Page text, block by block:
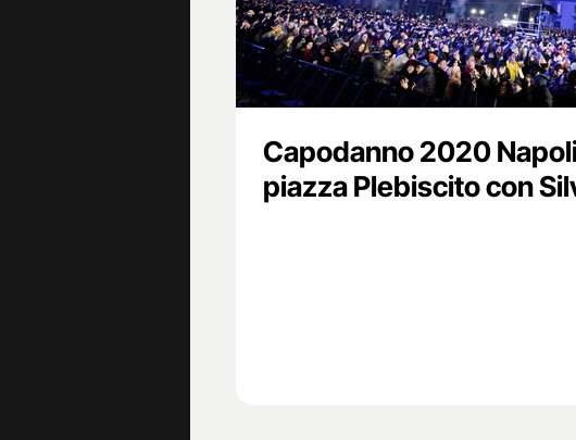
Capodanno 2020
piazza Plebiscito con